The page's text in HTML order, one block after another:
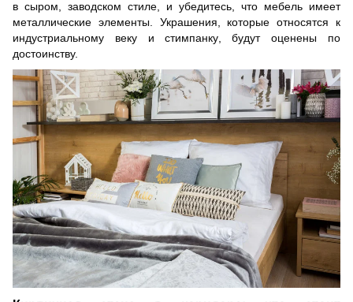
в сыром, заводском стиле, и убедитесь, что мебель имеет
металлические элементы. Украшения, которые относятся к
индустриальному веку и стимпанку, будут оценены по
достоинству.